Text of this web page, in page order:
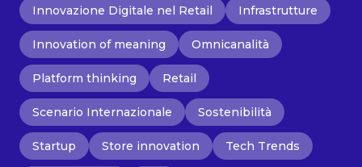
Innovazione Digitale nel Retail Infrastrutture
Innovation of meaning Omnicanalità
Platform thinking Retail
Scenario Internazionale Sostenibilità
Startup Store innovation Tech Trends